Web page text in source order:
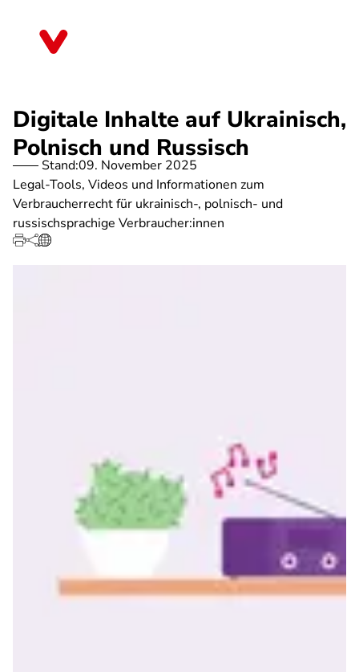
Digitale Inhalte auf Ukrainisch,
Polnisch und Russisch
Stand:09. November 2025
Legal-Tools, Videos und Informationen zum
Verbraucherrecht für ukrainisch-, polnisch- und
russischsprachige Verbraucher:innen